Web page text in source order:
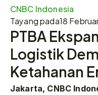
CNBC Indonesia
Tayang pada18
PTBA
Logistik
Ketahanan
Jakarta, CNBC